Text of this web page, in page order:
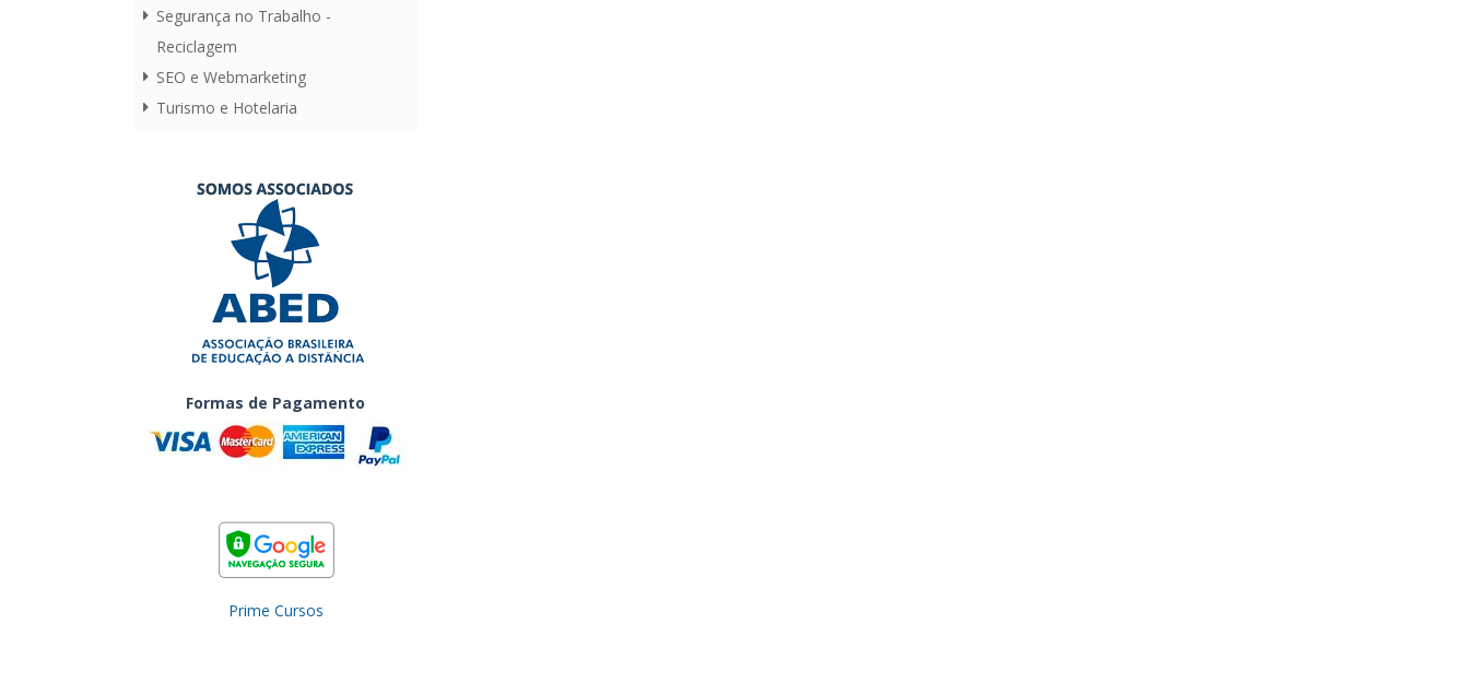
Segurança no Trabalho -
Reciclagem
SEO e Webmarketing
Turismo e Hotelaria
Formas de Pagamento
Prime Cursos